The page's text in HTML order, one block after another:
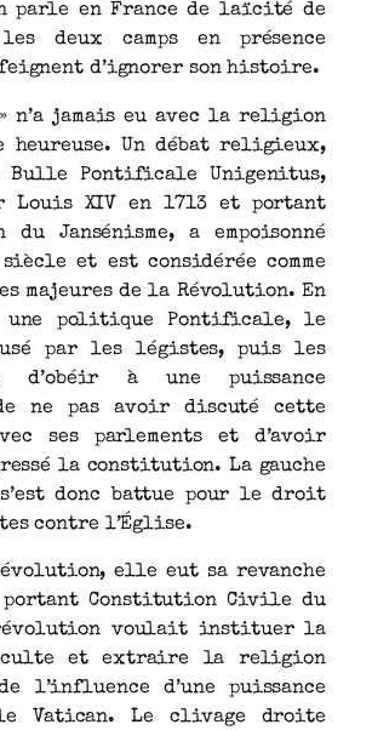
parle en France de laïcité de
deux camps en présence
d’ignorer son histoire.
» n’a jamais eu avec la religion
heureuse. Un débat religieux,
Pontificale Unigenitus,
Louis XIV en 1713 et portant
Jansénisme, a empoisonné
et est considérée comme
majeures de la Révolution. En
une politique Pontificale, le
par les légistes, puis les
d’obéir à une puissance
ne pas avoir discuté cette
ses parlements et d’avoir
la constitution. La gauche
s’est donc battue pour le droit
contre l’Église.
elle eut sa revanche
Constitution Civile du
voulait instituer la
et extraire la religion
l’influence d’une puissance
Vatican. Le clivage droite